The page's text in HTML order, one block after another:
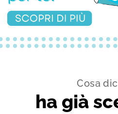
Cosa
ha già